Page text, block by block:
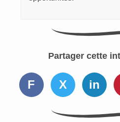
Partager cette
F X in